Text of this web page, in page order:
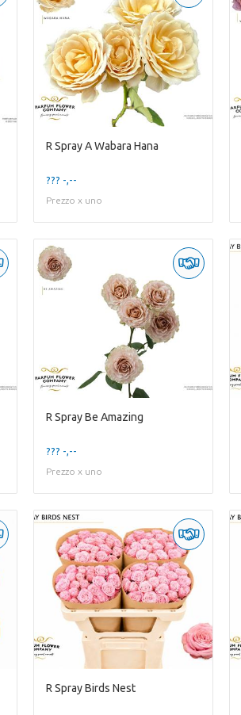
R Spray A Wabara Hana
??? -,--
Prezzo x uno
R Spray Be Amazing
??? -,--
Prezzo x uno
R Spray Birds Nest